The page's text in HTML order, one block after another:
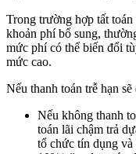
Trong trường hợp tất
khoản phí bổ sung,
mức phí có thể biến đổi
mức cao.
Nếu thanh toán trễ hạn
Nếu không thanh
toán lãi chậm trả
tổ chức tín dụng